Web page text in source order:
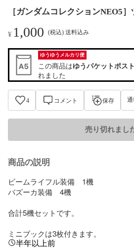
［ガンダムコレクションNEO5
¥ 1,000 (税込) 送料込み
ゆうゆうメルカリ便
この商品はゆうパケットポス
れました
4 コメント 保存 通
売り切れまし
商品の説明
ビームライフル装備　1機
バズーカ装備　4機
合計5機セットです。
ミニブックは3枚付きます。
半年以上前